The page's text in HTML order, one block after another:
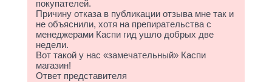
покупателей.
Причину отказа в публикации отзыва мне так и
не объяснили, хотя на препирательства с
менеджерами Каспи гид ушло добрых две
недели.
Вот такой у нас «замечательный» Каспи
магазин!
Ответ представителя